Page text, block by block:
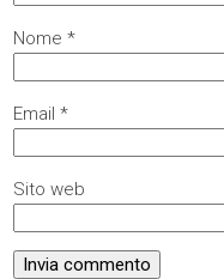
Nome*
Email*
Sito web